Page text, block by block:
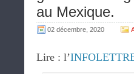
au Mexique.
02 décembre, 2020
Lire : l’